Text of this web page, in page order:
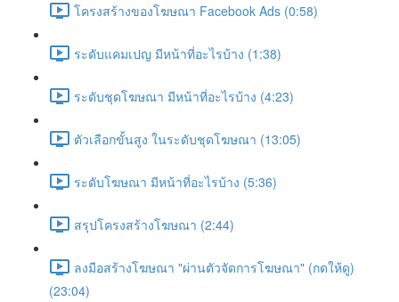
โครงสร้างของโฆษณา Facebook Ads (0:58)
ระดับแคมเปญ มีหน้าที่อะไรบ้าง (1:38)
ระดับชุดโฆษณา มีหน้าที่อะไรบ้าง (4:23)
ตัวเลือกขั้นสูง ในระดับชุดโฆษณา (13:05)
ระดับโฆษณา มีหน้าที่อะไรบ้าง (5:36)
สรุปโครงสร้างโฆษณา (2:44)
ลงมือสร้างโฆษณา "ผ่านตัวจัดการโฆษณา" (กดให้ดู)
(23:04)